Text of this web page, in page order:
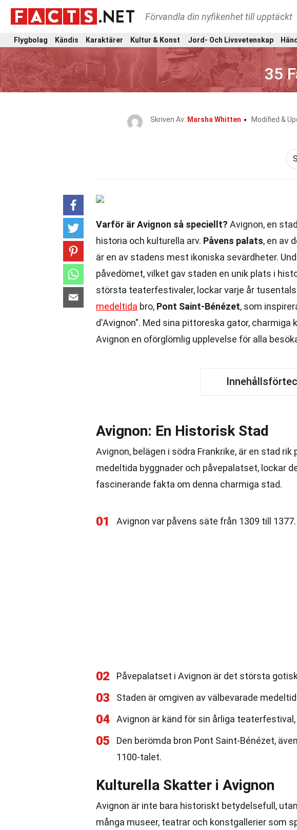
Förvandla din nyfikenhet till upptäckt
Flygbolag Kändis Karaktärer Kultur & Konst Jord- Och Livsvetenskap
35
Skriven Av: Marsha Whitten Modified &
Varför är Avignon så speciellt? Avignon, en
historia och kulturella arv. Påvens palats, en av
är en av stadens mest ikoniska sevärdheter.
påvedömet, vilket gav staden en unik plats i
största teaterfestivaler, lockar varje år
medeltida bro, Pont Saint-Bénézet, som
d'Avignon". Med sina pittoreska gator,
Avignon en oförglömlig upplevelse för alla
Avignon: En Historisk Stad
Avignon, belägen i södra Frankrike, är en stad
medeltida byggnader och påvepalatset, lockar
fascinerande fakta om denna charmiga stad.
01 Avignon var påvens säte från 1309 till 1377.
02 Påvepalatset i Avignon är det största
03 Staden är omgiven av välbevarade
04 Avignon är känd för sin årliga
05
Den berömda bron Pont Saint-Bénézet,
1100-talet.
Kulturella Skatter i Avignon
Avignon är inte bara historiskt betydelsefull,
många museer, teatrar och konstgallerier som